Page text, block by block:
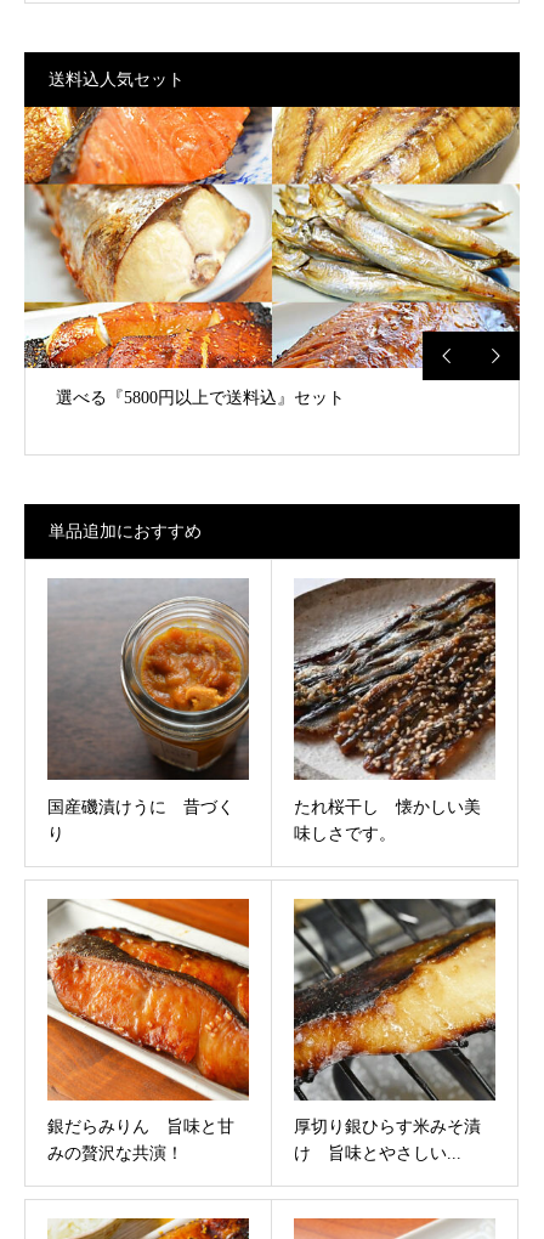
送料込人気セット
選べる『5800円以上で送料込』セット
単品追加におすすめ
国産磯漬けうに 昔づく
り
たれ桜干し 懐かしい美
味しさです。
銀だらみりん 旨味と甘
みの贅沢な共演！
厚切り銀ひらす米みそ漬
け 旨味とやさしい...